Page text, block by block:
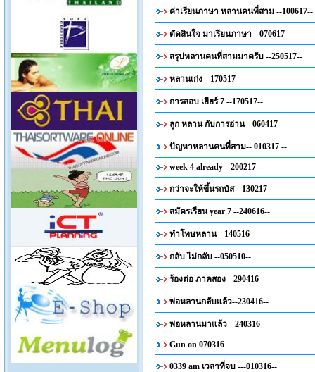
ค่าเรียนภาษา หลานคนที่สาม --100617--
ตัดสินใจ มาเรียนภาษา --070617--
สรุปหลานคนที่สามมาครับ --250517--
หลานเก่ง --170517--
การสอบ เยียร์ 7 --170517--
ลูก หลาน กับการอ่าน --060417--
ปัญหาหลานคนที่สาม-- 010317 --
week 4 already --200217--
กว่าจะให้ขึ้นรถบัส --130217--
สมัครเรียน year 7 --240616--
ทำโทษหลาน --140516--
กลับ ไม่กลับ --050510--
ร้องต่อ ภาคสอง --290416--
พ่อหลานกลับแล้ว--230416--
พ่อหลานมาแล้ว --240316--
Gun on 070316
0339 am เวลาที่จบ ---010316--